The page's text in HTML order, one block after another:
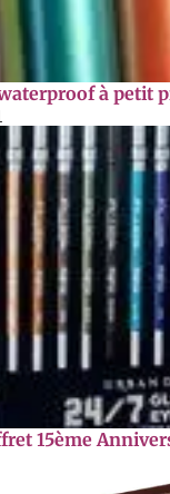
à petit
15ème